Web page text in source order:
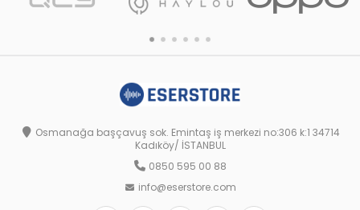
Osmanağa başçavuş sok. Emintaş iş merkezi no:306 k:1 34714
Kadıköy/ İSTANBUL
0850 595 00 88
info@eserstore.com